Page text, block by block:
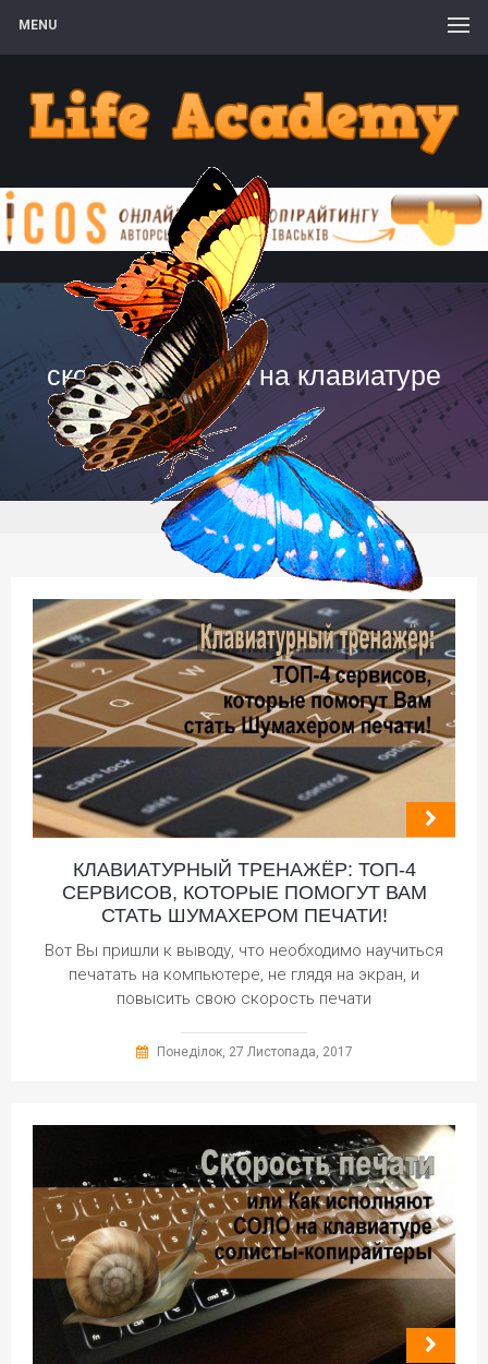
MENU
скорость печати на клавиатуре
КЛАВИАТУРНЫЙ ТРЕНАЖЁР: ТОП-4
СЕРВИСОВ, КОТОРЫЕ ПОМОГУТ ВАМ
СТАТЬ ШУМАХЕРОМ ПЕЧАТИ!
Вот Вы пришли к выводу, что необходимо научиться
печатать на компьютере, не глядя на экран, и
повысить свою скорость печати
Понеділок, 27 Листопада, 2017